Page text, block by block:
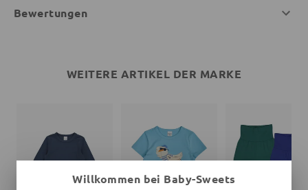
Bewertungen
WEITERE ARTIKEL DER MARKE
Willkommen bei Baby-Sweets